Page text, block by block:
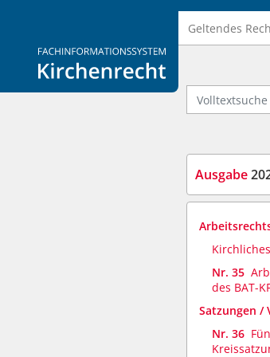
Logo Fachinformationssystem Kirchenrecht
Geltendes
Volltextsuche
Ausgabe
Nr. 35
des BAT-
Satzungen /
Nr. 36